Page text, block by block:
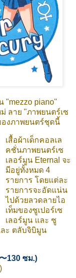
"mezzo piano"
ลาย "ภาพยนตร์เซ
องภาพยนตร์ชุดนี้
เสื้อผ้าเด็กคอลเล
คชั่นภาพยนตร์เซ
เลอร์มูน Eternal จะ
มีอยู่ทั้งหมด 4
รายการ โดยแต่ละ
รายการจะอัดแน่น
ไปด้วยลวดลายไอ
เท็มของซูเปอร์เซ
เลอร์มูน และ ซู
ะ ตลับจิบิมูน
130 ซม.)